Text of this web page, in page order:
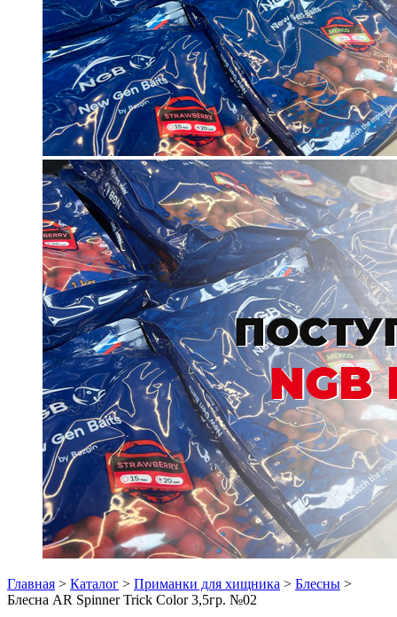
Главная > Каталог > Приманки для хищника > Блесны >
Блесна AR Spinner Trick Color 3,5гр. №02